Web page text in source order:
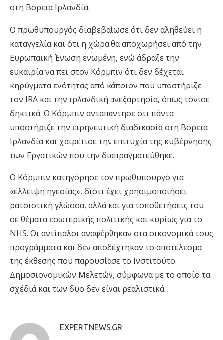
στη Βόρεια Ιρλανδία.
Ο πρωθυπουργός διαβεβαίωσε ότι δεν αληθεύει η
καταγγελία και ότι η χώρα θα αποχωρήσει από την
Ευρωπαϊκή Ένωση ενωμένη, ενώ άδραξε την
ευκαιρία να πει στον Κόρμπιν ότι δεν δέχεται
κηρύγματα ενότητας από κάποιον που υποστήριζε
τον IRA και την ιρλανδική ανεξαρτησία, όπως τόνισε
δηκτικά. Ο Κόρμπιν ανταπάντησε ότι πάντα
υποστήριζε την ειρηνευτική διαδικασία στη Βόρεια
Ιρλανδία και χαιρέτισε την επιτυχία της κυβέρνησης
των Εργατικών που την διαπραγματεύθηκε.
Ο Κόρμπιν κατηγόρησε τον πρωθυπουργό για
«έλλειψη ηγεσίας», διότι έχει χρησιμοποιήσει
ρατσιστική γλώσσα, αλλά και για τοποθετήσεις του
σε θέματα εσωτερικής πολιτικής και κυρίως για το
NHS. Οι αντίπαλοι αναφέρθηκαν στα οικονομικά τους
προγράμματα και δεν αποδέχτηκαν το αποτέλεσμα
της έκθεσης που παρουσίασε το Ινστιτούτο
Δημοσιονομικών Μελετών, σύμφωνα με το οποίο τα
σχέδιά και των δυο δεν είναι ρεαλιστικά.
EXPERTNEWS.GR